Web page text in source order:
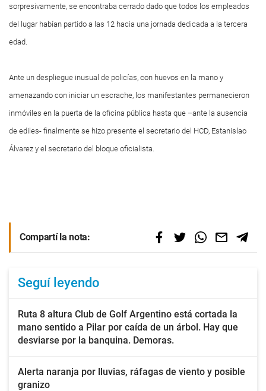
sorpresivamente, se encontraba cerrado dado que todos los empleados
del lugar habían partido a las 12 hacia una jornada dedicada a la tercera
edad.
Ante un despliegue inusual de policías, con huevos en la mano y
amenazando con iniciar un escrache, los manifestantes permanecieron
inmóviles en la puerta de la oficina pública hasta que –ante la ausencia
de ediles- finalmente se hizo presente el secretario del HCD, Estanislao
Álvarez y el secretario del bloque oficialista.
Compartí la nota:
Seguí leyendo
Ruta 8 altura Club de Golf Argentino está cortada la
mano sentido a Pilar por caída de un árbol. Hay que
desviarse por la banquina. Demoras.
Alerta naranja por lluvias, ráfagas de viento y posible
granizo